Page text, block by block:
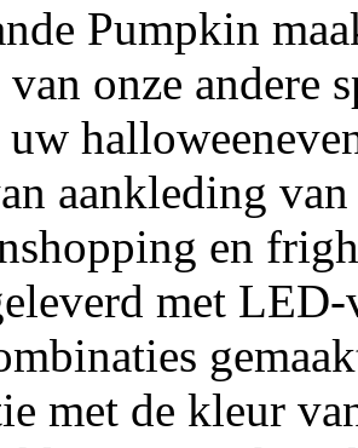
Pumpkin
van onze andere
aankleding
en
met
met de kleur